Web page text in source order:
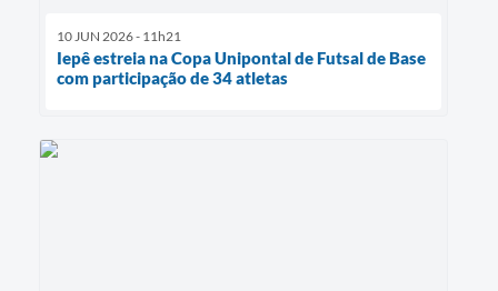
10 JUN 2026 - 11h21
Iepê estreia na Copa Unipontal de Futsal de Base
com participação de 34 atletas